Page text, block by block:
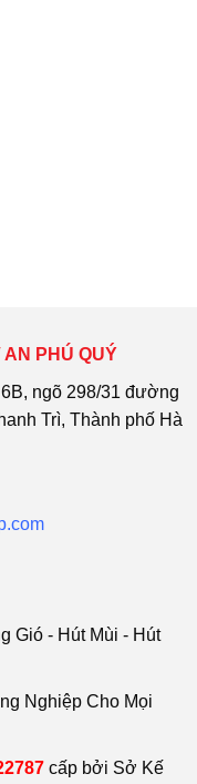
PHÚ QUÝ
ngõ 298/31 đường
Trì, Thành phố Hà
Gió - Hút Mùi - Hút
Nghiệp Cho Mọi
cấp bởi Sở Kế